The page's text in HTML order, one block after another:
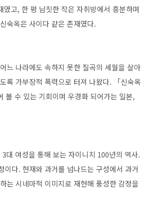
고, 한 평 남짓한 작은 자취방에서 흥분하며
숙옥은 사이다 같은 존재였다.
느 나라에도 속하지 못한 질곡의 세월을 살아
록 가부장적 폭력으로 터져 나왔다. 「신숙옥
볼 수 있는 기회이며 우경화 되어가는 일본,
대 여성을 통해 보는 자이니치 100년의 역사.
다. 현재와 과거를 넘나드는 구성에서 과거
는 시네마적 이미지로 재현해 풍성한 감정을